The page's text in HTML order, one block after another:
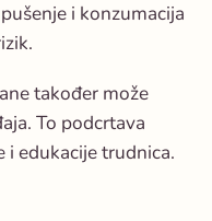
i konzumacija
također može
To podcrtava
edukacije trudnica.